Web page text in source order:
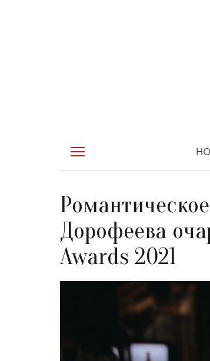
Дорофеева
Awards 2021